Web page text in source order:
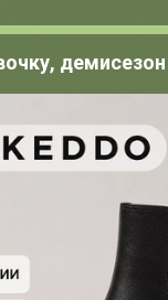
1 361,38р
Куртка
рост 92-
демисезон